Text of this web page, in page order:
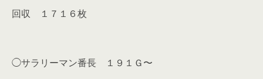
回収 １７１６枚
◯サラリーマン番長 １９１Ｇ〜